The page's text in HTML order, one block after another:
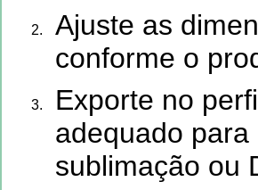
Ajuste as
conforme o
Exporte no
adequado para
sublimação ou